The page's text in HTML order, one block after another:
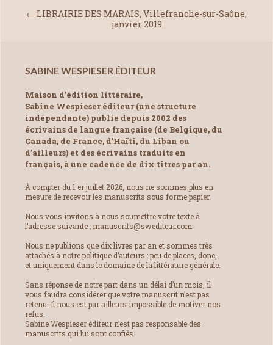
← LIBRAIRIE DES MARAIS, Villefranche-sur-Saône,
janvier 2019
SABINE WESPIESER ÉDITEUR
Maison d’édition littéraire,
Sabine Wespieser éditeur (une structure
indépendante) publie depuis 2002 des
écrivains de langue française (de Belgique, du
Canada, de France, d’Haïti, du Liban ou
d’ailleurs) et des écrivains traduits en
français, à une cadence de dix titres par an.
À compter du 1 er juillet 2026, nous ne sommes plus en
mesure de recevoir les manuscrits sous forme papier.
Nous vous invitons à nous soumettre votre texte à
l’adresse suivante : manuscrits@swediteur.com.
Nous ne publions que dix livres par an et sommes très
attachés à notre politique d’auteurs : peu de places, donc,
et uniquement dans le domaine de la littérature générale.
Sans réponse de notre part dans un délai d’un mois, il
vous faudra considérer que votre manuscrit n’est pas
retenu. Il nous est par ailleurs impossible de motiver nos
refus.
Sabine Wespieser éditeur n’est pas responsable des
manuscrits qui lui sont confiés.